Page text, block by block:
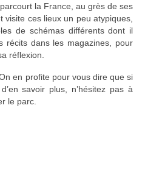
de déchets
la France, au grès de ses
ces lieux un peu atypiques,
de schémas différents dont il
récits dans les magazines, pour
réflexion.
en profite pour vous dire que si
savoir plus, n’hésitez pas à
le parc.